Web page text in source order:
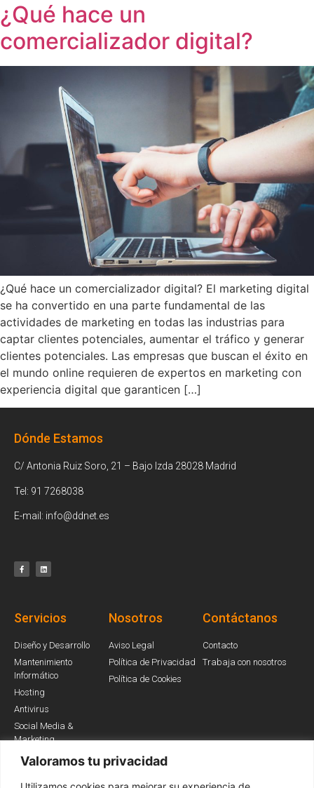
Valoramos tu privacidad
¿Qué hace un
comercializador digital?
¿Qué hace un comercializador digital? El marketing digital
se ha convertido en una parte fundamental de las
actividades de marketing en todas las industrias para
captar clientes potenciales, aumentar el tráfico y generar
clientes potenciales. Las empresas que buscan el éxito en
el mundo online requieren de expertos en marketing con
experiencia digital que garanticen […]
Dónde Estamos
C/ Antonia Ruiz Soro, 21 – Bajo Izda 28028 Madrid
Tel: 91 7268038
E-mail: info@ddnet.es
Servicios
Diseño y Desarrollo
Mantenimiento
Informático
Hosting
Antivirus
Social Media &
Marketing
Nosotros
Aviso Legal
Política de Privacidad
Política de Cookies
Contáctanos
Contacto
Trabaja con nosotros